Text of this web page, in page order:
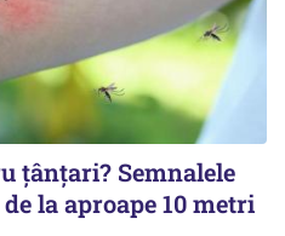
țânțari? Semnalele
la aproape 10 metri